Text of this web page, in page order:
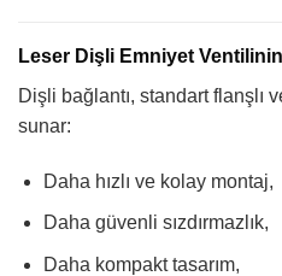
Leser Dişli Emniyet Ventilinin
Dişli bağlantı, standart flanşlı
sunar:
Daha hızlı ve kolay montaj,
Daha güvenli sızdırmazlık,
Daha kompakt tasarım,